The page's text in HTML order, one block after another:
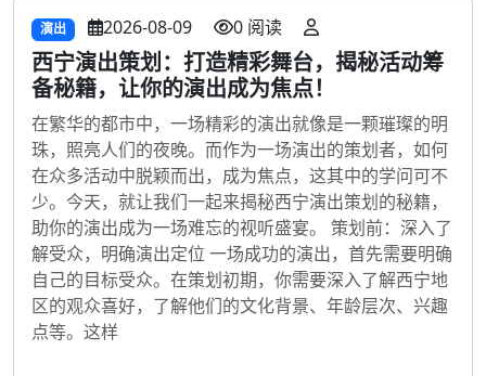
演出 2026-08-09 0 阅读
西宁演出策划：打造精彩舞台，揭秘活动筹
备秘籍，让你的演出成为焦点！
在繁华的都市中，一场精彩的演出就像是一颗璀璨的明
珠，照亮人们的夜晚。而作为一场演出的策划者，如何
在众多活动中脱颖而出，成为焦点，这其中的学问可不
少。今天，就让我们一起来揭秘西宁演出策划的秘籍，
助你的演出成为一场难忘的视听盛宴。 策划前：深入了
解受众，明确演出定位 一场成功的演出，首先需要明确
自己的目标受众。在策划初期，你需要深入了解西宁地
区的观众喜好，了解他们的文化背景、年龄层次、兴趣
点等。这样